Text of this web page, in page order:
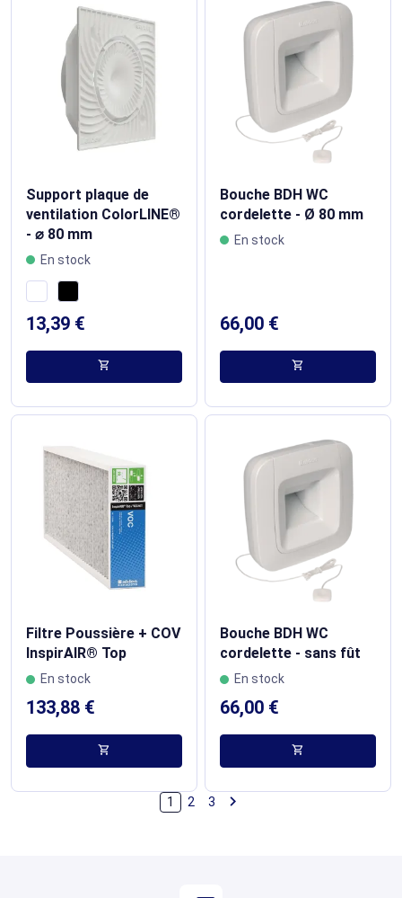
Support plaque de
ventilation ColorLINE®
- ⌀ 80 mm
En stock
13,39 €
shopping_cart
Bouche BDH WC
cordelette - Ø 80 mm
En stock
66,00 €
shopping_cart
Filtre Poussière + COV
InspirAIR® Top
En stock
133,88 €
shopping_cart
Bouche BDH WC
cordelette - sans fût
En stock
66,00 €
shopping_cart
1 2 3 